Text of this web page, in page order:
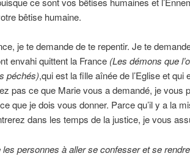
bêtise humaine.
je te demande de te repentir. Je te
envahi quittent la France (Les démons que
péchés),qui est la fille aînée de l’Eglise et qui
pas ce que Marie vous a demandé, je vous
que je dois vous donner. Parce qu’il y a la
dans les temps de la justice, je vous
les personnes à aller se confesser et se